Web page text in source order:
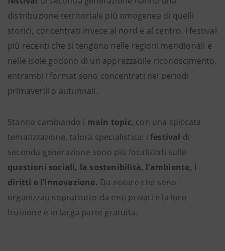
distribuzione territoriale più omogenea di quelli
storici, concentrati invece al nord e al centro. I festival
più recenti che si tengono nelle regioni meridionali e
nelle isole godono di un apprezzabile riconoscimento,
entrambi i format sono concentrati nei periodi
primaverili o autunnali.
Stanno cambiando i main topic, con una spiccata
tematizzazione, talora specialistica: i festival di
seconda generazione sono più focalizzati sulle
questioni sociali, la sostenibilità, l’ambiente, i
diritti e l’innovazione. Da notare che sono
organizzati soprattutto da enti privati e la loro
fruizione è in larga parte gratuita.